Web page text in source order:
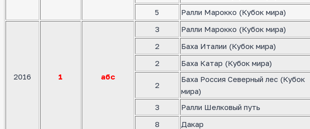
5
Ралли Марокко (Кубок мира)
2016 1 абс
3
Ралли Марокко (Кубок мира)
2
Баха Италии (Кубок мира)
2
Баха Катар (Кубок мира)
2
Баха Россия Северный лес (Кубок
мира)
3
Ралли Шелковый путь
8
Дакар